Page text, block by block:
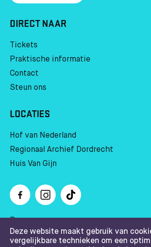
Deze website maakt gebruik van
vergelijkbare technieken om een
DIRECT NAAR
Tickets
Praktische informatie
Contact
Steun ons
LOCATIES
Hof van Nederland
Regionaal Archief Dordrecht
Huis Van Gijn
Huisregels